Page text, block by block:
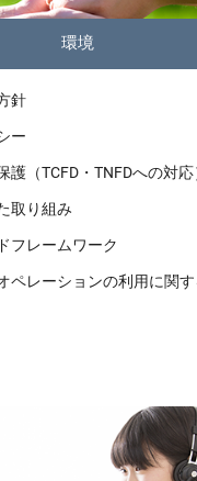
環境
針
ー
護（TCFD・TNFDへの対応
取り組み
フレームワーク
ペレーションの利用に関